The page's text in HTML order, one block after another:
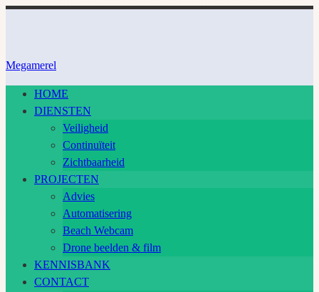
Ga
Megamerel
HOME
DIENSTEN
Veiligheid
Continuïteit
Zichtbaarheid
PROJECTEN
Advies
Automatisering
Beach Webcam
Drone beelden & film
KENNISBANK
CONTACT